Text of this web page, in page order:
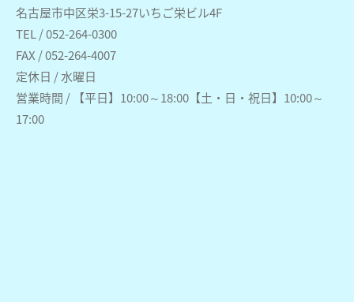
名古屋市中区栄3-15-27いちご栄ビル4F
TEL / 052-264-0300
FAX / 052-264-4007
定休日 / 水曜日
営業時間 / 【平日】10:00～18:00【土・日・祝日】10:00～
17:00